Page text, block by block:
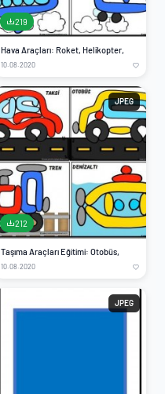
219
Hava Araçları: Roket, Helikopter,
10.08.2020
JPEG
212
Taşıma Araçları Eğitimi: Otobüs,
10.08.2020
JPEG